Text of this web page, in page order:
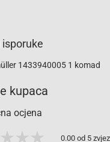
isporuke
1433940005 1 komad
kupaca
ocjena
0.00 od 5